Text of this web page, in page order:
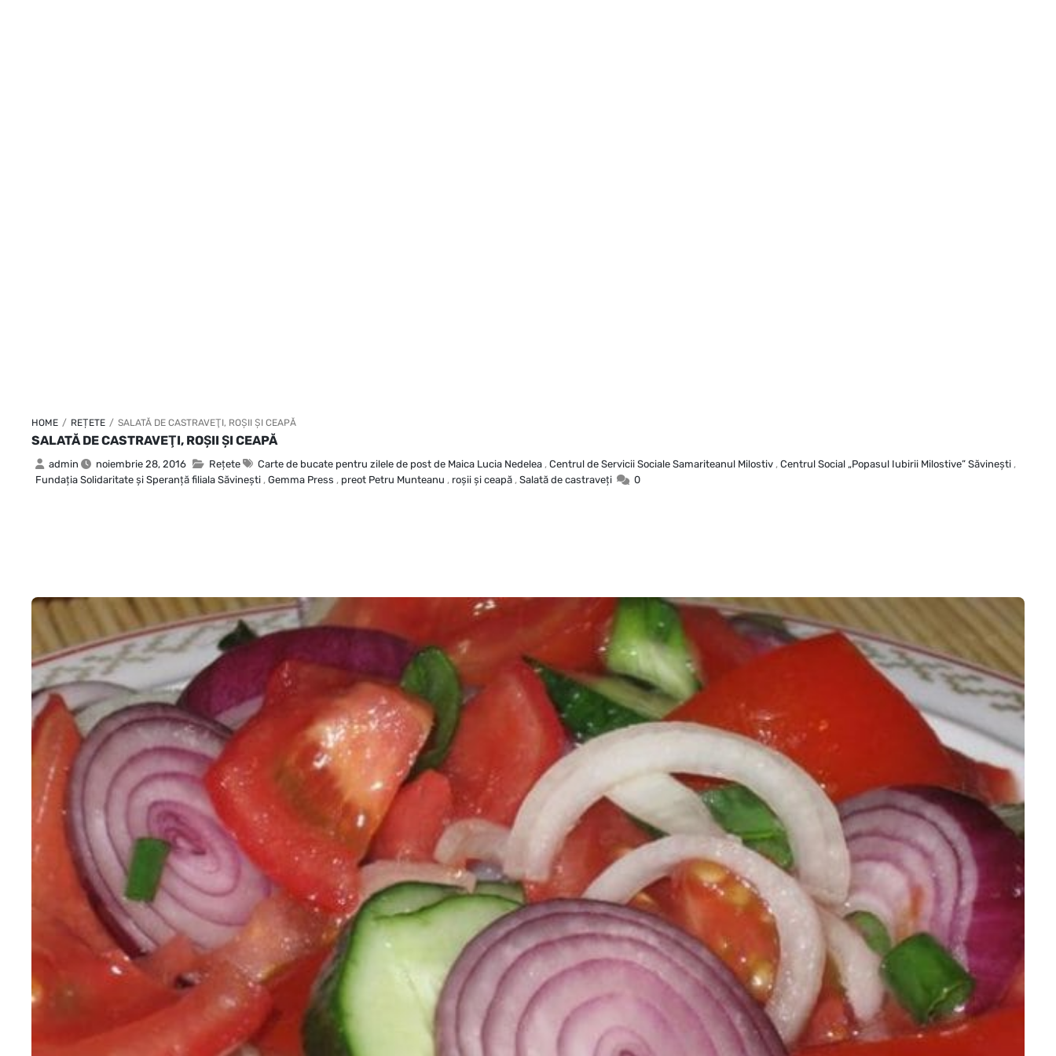
HOME / REȚETE / SALATĂ DE CASTRAVEŢI, ROŞII ŞI CEAPĂ
SALATĂ DE CASTRAVEŢI, ROŞII ŞI CEAPĂ
admin noiembrie 28, 2016 Rețete Carte de bucate pentru zilele de post de Maica Lucia Nedelea , Centrul de Servicii Sociale Samariteanul Milostiv , Centrul Social „Popasul Iubirii Milostive” Săvineşti ,
Fundaţia Solidaritate şi Speranţă filiala Săvineşti , Gemma Press , preot Petru Munteanu , roşii şi ceapă , Salată de castraveţi 0